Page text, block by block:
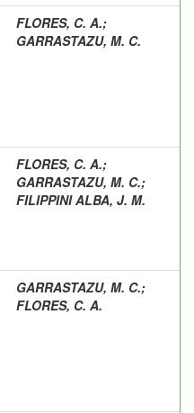
FLORES, C. A.;
GARRASTAZU, M. C.
FLORES, C. A.;
GARRASTAZU, M. C.;
FILIPPINI ALBA, J. M.
GARRASTAZU, M. C.;
FLORES, C. A.